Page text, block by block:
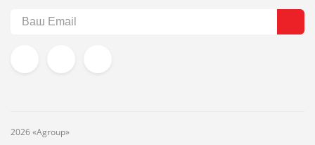
2026 «Agroup»